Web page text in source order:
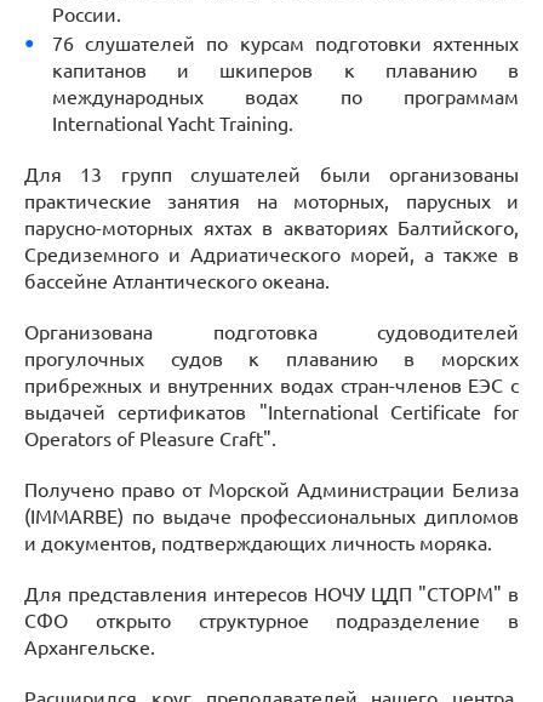
России.
76 слушателей по курсам подготовки яхтенных
капитанов и шкиперов к плаванию в
международных водах по программам
International Yacht Training.
Для 13 групп слушателей были организованы
практические занятия на моторных, парусных и
парусно-моторных яхтах в акваториях Балтийского,
Средиземного и Адриатического морей, а также в
бассейне Атлантического океана.
Организована подготовка судоводителей
прогулочных судов к плаванию в морских
прибрежных и внутренних водах стран-членов ЕЭС с
выдачей сертификатов "International Certificate for
Operators of Pleasure Craft".
Получено право от Морской Администрации Белиза
(IMMARBE) по выдаче профессиональных дипломов
и документов, подтверждающих личность моряка.
Для представления интересов НОЧУ ЦДП "СТОРМ" в
СФО открыто структурное подразделение в
Архангельске.